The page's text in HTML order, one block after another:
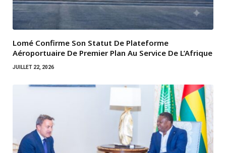
Lomé Confirme Son Statut De Plateforme
Aéroportuaire De Premier Plan Au Service De L’Afrique
JUILLET 22, 2026